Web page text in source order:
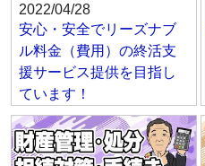
2022/04/28
安心・安全でリーズナブ
ル料金（費用）の終活支
援サービス提供を目指し
ています！